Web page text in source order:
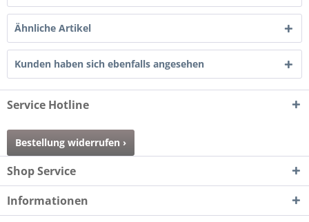
Ähnliche Artikel
Kunden haben sich ebenfalls angesehen
Service Hotline
Bestellung widerrufen ›
Shop Service
Informationen